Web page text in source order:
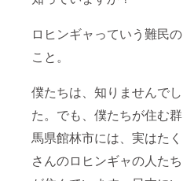
ロヒンギャっていう難民の
こと。
僕たちは、知りませんでし
た。でも、僕たちが住む群
馬県館林市には、実はたく
さんのロヒンギャの人たち